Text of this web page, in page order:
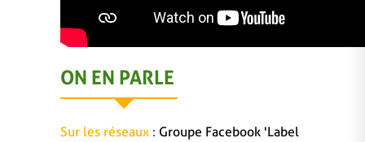
ON EN PARLE
Sur les réseaux : Groupe Facebook 'Label